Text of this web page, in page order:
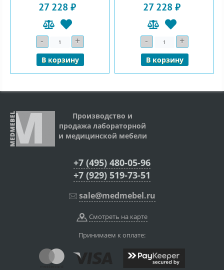
27 228 ₽
- Количество+
В корзину
27 228 ₽
- Количество+
В корзину
Производство и
продажа лабораторной
и медицинской мебели
+7 (495) 480-05-96
+7 (929) 519-73-51
sale@medmebel.ru
Смотреть на карте
Принимаем к оплате: